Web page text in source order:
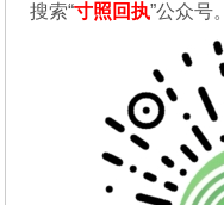
搜索“寸照回执”公众号。